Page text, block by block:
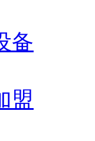
备
盟